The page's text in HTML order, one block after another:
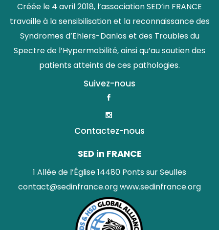
Créée le 4 avril 2018, l’association SED’in FRANCE
travaille à la sensibilisation et la reconnaissance des
Syndromes d’Ehlers-Danlos et des Troubles du
Spectre de l’Hypermobilité, ainsi qu’au soutien des
patients atteints de ces pathologies.
Suivez-nous
Contactez-nous
SED in FRANCE
1 Allée de l’Église 14480 Ponts sur Seulles
contact@sedinfrance.orgwww.sedinfrance.org